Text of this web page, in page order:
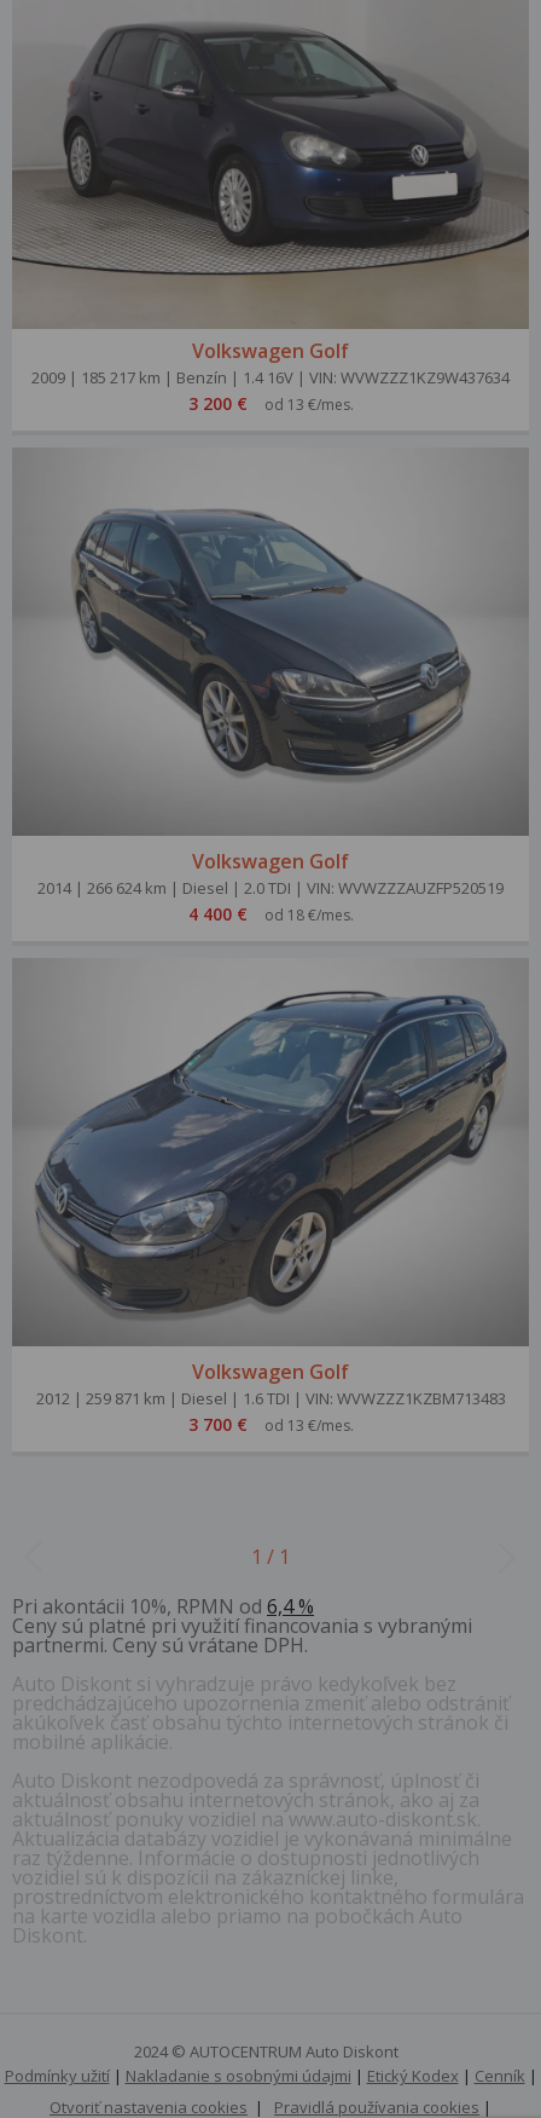
Volkswagen Golf
2009 | 185 217 km | Benzín | 1.4 16V | VIN: WVWZZZ1KZ9W437634
3 200 € od 13 €/mes.
Volkswagen Golf
2014 | 266 624 km | Diesel | 2.0 TDI | VIN: WVWZZZAUZFP520519
4 400 € od 18 €/mes.
Volkswagen Golf
2012 | 259 871 km | Diesel | 1.6 TDI | VIN: WVWZZZ1KZBM713483
3 700 € od 13 €/mes.
1 / 1
Pri akontácii 10%, RPMN od 6,4 %
Ceny sú platné pri využití financovania s vybranými
partnermi. Ceny sú vrátane DPH.
Auto Diskont si vyhradzuje právo kedykoľvek bez
predchádzajúceho upozornenia zmeniť alebo odstrániť
akúkoľvek časť obsahu týchto internetových stránok či
mobilné aplikácie.
Auto Diskont nezodpovedá za správnosť, úplnosť či
aktuálnosť obsahu internetových stránok, ako aj za
aktuálnosť ponuky vozidiel na www.auto-diskont.sk.
Aktualizácia databázy vozidiel je vykonávaná minimálne
raz týždenne. Informácie o dostupnosti jednotlivých
vozidiel sú k dispozícii na zákazníckej linke,
prostredníctvom elektronického kontaktného formulára
na karte vozidla alebo priamo na pobočkách Auto
Diskont.
2024 © AUTOCENTRUM Auto Diskont
Podmínky užití| Nakladanie s osobnými údajmi | Etický Kodex | Cenník |
Otvoriť nastavenia cookies | Pravidlá používania cookies |